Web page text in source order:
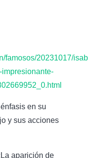
famosos/20231017/
en su
y sus acciones
aparición de